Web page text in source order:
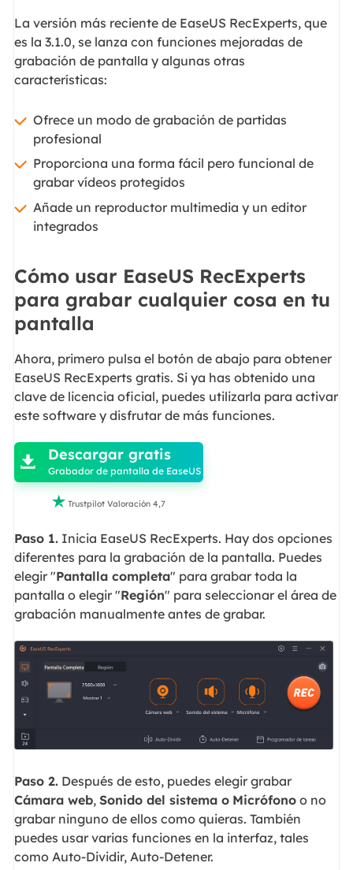
La versión más reciente de EaseUS RecExperts, que
es la 3.1.0, se lanza con funciones mejoradas de
grabación de pantalla y algunas otras
características:
Ofrece un modo de grabación de partidas
profesional
Proporciona una forma fácil pero funcional de
grabar vídeos protegidos
Añade un reproductor multimedia y un editor
integrados
Cómo usar EaseUS RecExperts
para grabar cualquier cosa en tu
pantalla
Ahora, primero pulsa el botón de abajo para obtener
EaseUS RecExperts gratis. Si ya has obtenido una
clave de licencia oficial, puedes utilizarla para activar
este software y disfrutar de más funciones.

 Descargar gratis
Grabador de pantalla de EaseUS
 Trustpilot Valoración 4,7
Paso 1.Inicia EaseUS RecExperts. Hay dos opciones
diferentes para la grabación de la pantalla. Puedes
elegir "Pantalla completa" para grabar toda la
pantalla o elegir "Región" para seleccionar el área de
grabación manualmente antes de grabar.
Paso 2.Después de esto, puedes elegir grabar
Cámara web, Sonido del sistema o Micrófonoo no
grabar ninguno de ellos como quieras. También
puedes usar varias funciones en la interfaz, tales
como Auto-Dividir, Auto-Detener.